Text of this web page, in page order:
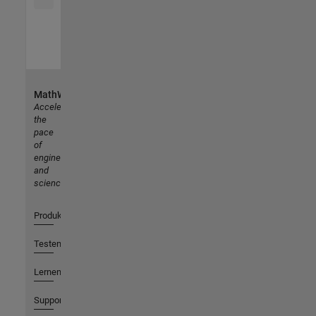
MathWorks
Accelerating
the
pace
of
engineering
and
science
Produkte
Testen oder Kaufen
Lernen
Support